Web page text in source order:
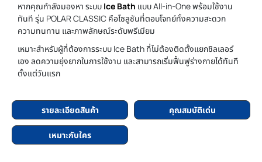
หากคุณกำลังมองหา ระบบ Ice Bath แบบ All-in-One พร้อมใช้งาน
ทันที รุ่น POLAR CLASSIC คือโซลูชันที่ตอบโจทย์ทั้งความสะดวก
ความทนทาน และภาพลักษณ์ระดับพรีเมียม
เหมาะสำหรับผู้ที่ต้องการระบบ Ice Bath ที่ไม่ต้องติดตั้งแยกชิลเลอร์
เอง ลดความยุ่งยากในการใช้งาน และสามารถเริ่มฟื้นฟูร่างกายได้ทันที
ตั้งแต่วันแรก
รายละเอียดสินค้า คุณสมบัติเด่น
เหมาะกับใคร